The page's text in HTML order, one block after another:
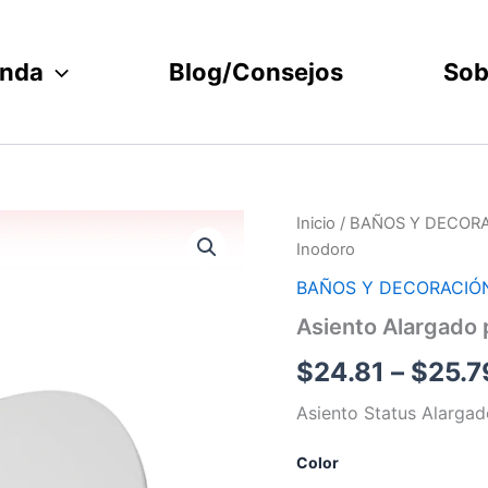
Blog/Consejos
Inicio / BAÑOS Y
Inodoro
BAÑOS Y
Asiento Alargado
$24.81 – $
Asiento Status
Color
Asiento
Alargado
Inodoro